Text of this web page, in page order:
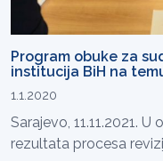
Program obuke za
institucija BiH na
1.1.2020
Sarajevo, 11.11.2021.
rezultata procesa